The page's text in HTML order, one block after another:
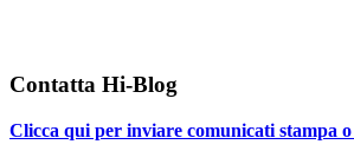
Contatta Hi-Blog
Clicca qui per inviare comunicati stampa